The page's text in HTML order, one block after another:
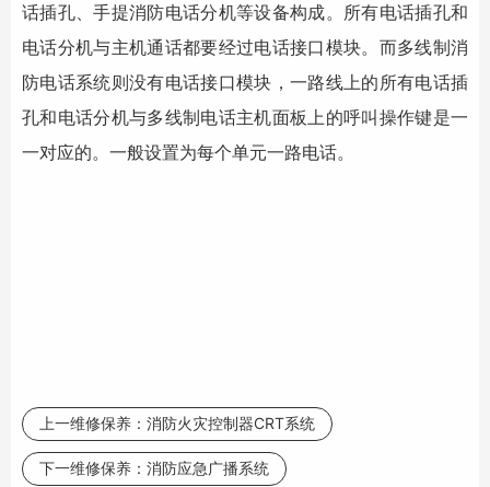
话插孔、手提消防电话分机等设备构成。所有电话插孔和
电话分机与主机通话都要经过电话接口模块。而多线制消
防电话系统则没有电话接口模块，一路线上的所有电话插
孔和电话分机与多线制电话主机面板上的呼叫操作键是一
一对应的。一般设置为每个单元一路电话。
上一维修保养： 消防火灾控制器CRT系统
下一维修保养： 消防应急广播系统